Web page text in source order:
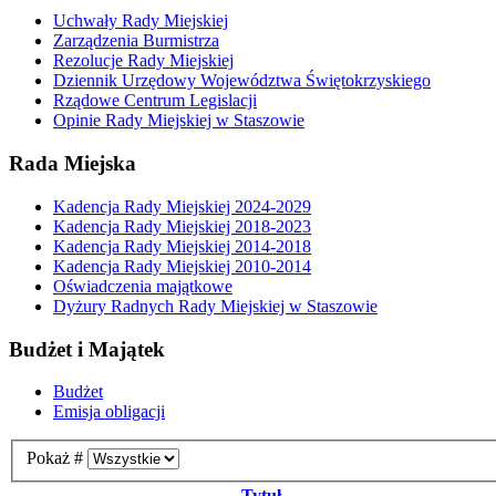
Uchwały Rady Miejskiej
Zarządzenia Burmistrza
Rezolucje Rady Miejskiej
Dziennik Urzędowy Województwa Świętokrzyskiego
Rządowe Centrum Legislacji
Opinie Rady Miejskiej w Staszowie
Rada Miejska
Kadencja Rady Miejskiej 2024-2029
Kadencja Rady Miejskiej 2018-2023
Kadencja Rady Miejskiej 2014-2018
Kadencja Rady Miejskiej 2010-2014
Oświadczenia majątkowe
Dyżury Radnych Rady Miejskiej w Staszowie
Budżet i Majątek
Budżet
Emisja obligacji
Pokaż #